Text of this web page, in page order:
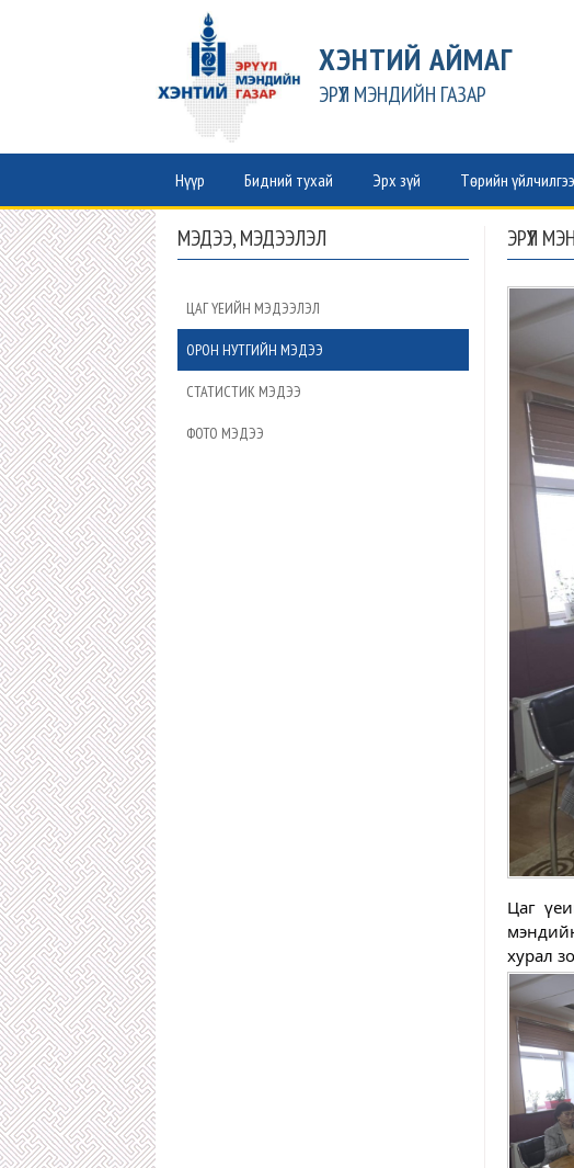
ХЭНТИЙ АЙМАГ
ЭРҮҮЛ МЭНДИЙН ГАЗАР
Нүүр Бидний тухай Эрх зүй Төрийн үйлчилгээ
МЭДЭЭ, МЭДЭЭЛЭЛ
ЦАГ ҮЕИЙН МЭДЭЭЛЭЛ
ОРОН НУТГИЙН МЭДЭЭ
СТАТИСТИК МЭДЭЭ
ФОТО МЭДЭЭ
ЭРҮҮЛ
Цаг
хурал